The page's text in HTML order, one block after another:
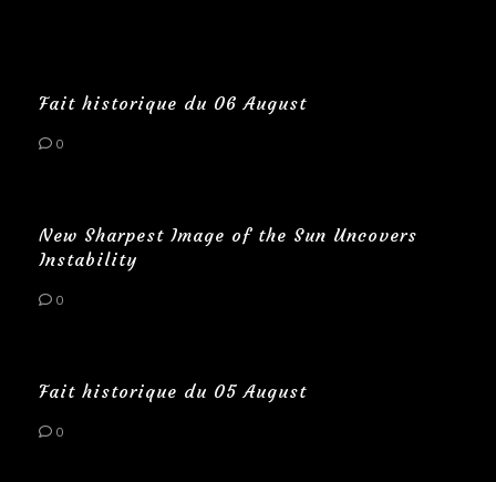
Fait historique du 06 August
0
New Sharpest Image of the Sun Uncovers
Instability
0
Fait historique du 05 August
0